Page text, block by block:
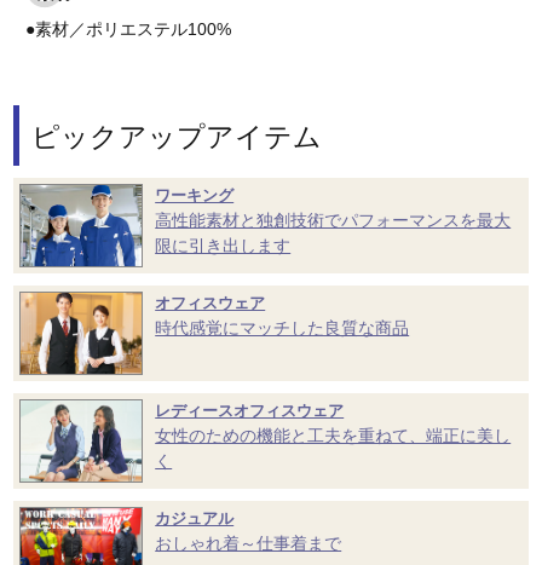
●素材／ポリエステル100%
ピックアップアイテム
ワーキング
高性能素材と独創技術でパフォーマンスを最大
限に引き出します
オフィスウェア
時代感覚にマッチした良質な商品
レディースオフィスウェア
女性のための機能と工夫を重ねて、端正に美し
く
カジュアル
おしゃれ着～仕事着まで